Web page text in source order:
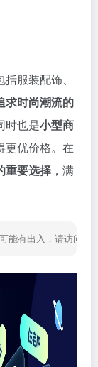
括服装配饰、
求时尚潮流的
时也是小型商
更优价格。在
重要选择 ，满
能有出入，请访问网